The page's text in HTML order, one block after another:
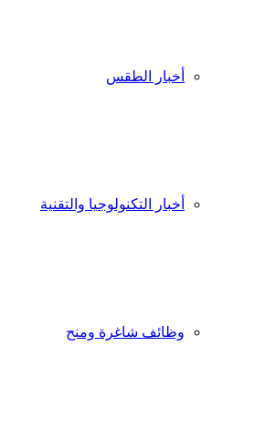
أخبار الطقس
أخبار التكنولوجيا والتقنية
وظائف شاغرة ومنح